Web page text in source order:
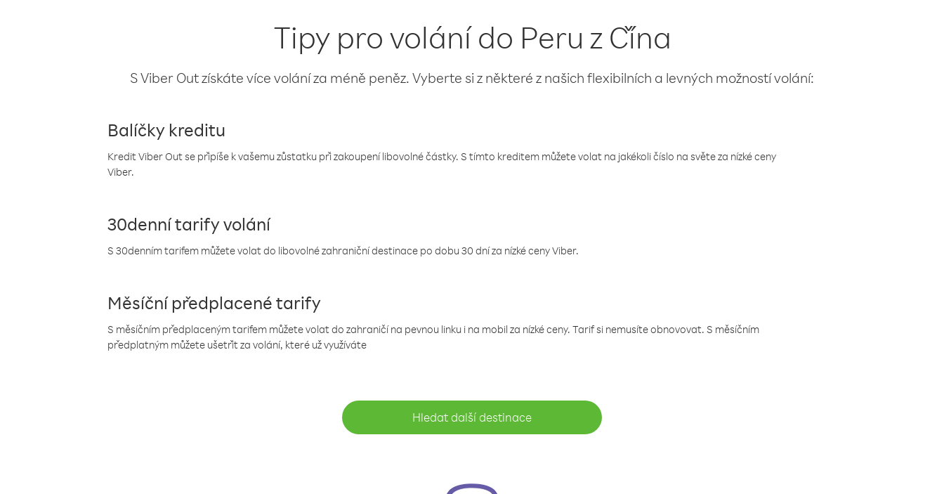
Tipy pro volání do Peru z Čína
S Viber Out získáte více volání za méně peněz. Vyberte si z některé z našich flexibilních a levných možností volání:
Balíčky kreditu
Kredit Viber Out se připíše k vašemu zůstatku při zakoupení libovolné částky. S tímto kreditem můžete volat na jakékoli číslo na světe za nízké ceny
Viber.
30denní tarify volání
S 30denním tarifem můžete volat do libovolné zahraniční destinace po dobu 30 dní za nízké ceny Viber.
Měsíční předplacené tarify
S měsíčním předplaceným tarifem můžete volat do zahraničí na pevnou linku i na mobil za nízké ceny. Tarif si nemusíte obnovovat. S měsíčním
předplatným můžete ušetřit za volání, které už využíváte
Hledat další destinace